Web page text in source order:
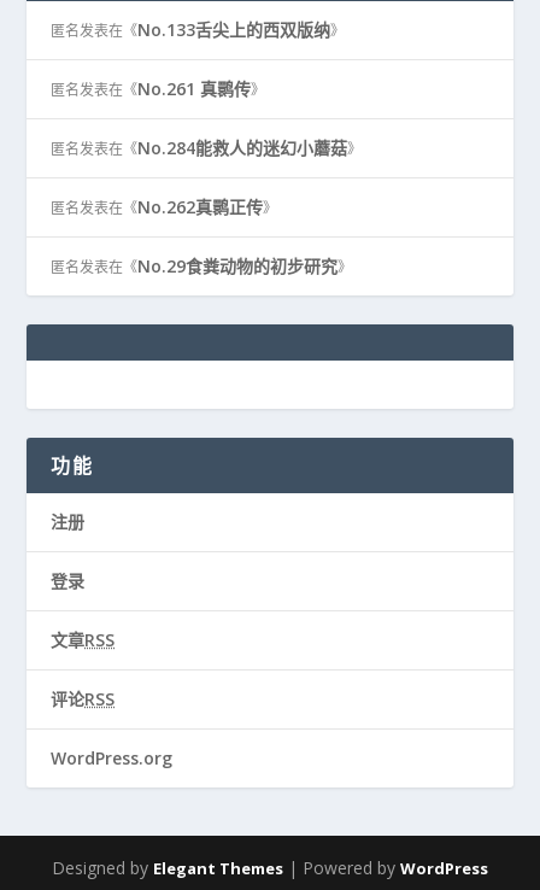
匿名发表在《No.133舌尖上的西双版纳》
匿名发表在《No.261 真鹮传》
匿名发表在《No.284能救人的迷幻小蘑菇》
匿名发表在《No.262真鹮正传》
匿名发表在《No.29食粪动物的初步研究》
功能
注册
登录
文章RSS
评论RSS
WordPress.org
Designed by Elegant Themes | Powered by WordPress